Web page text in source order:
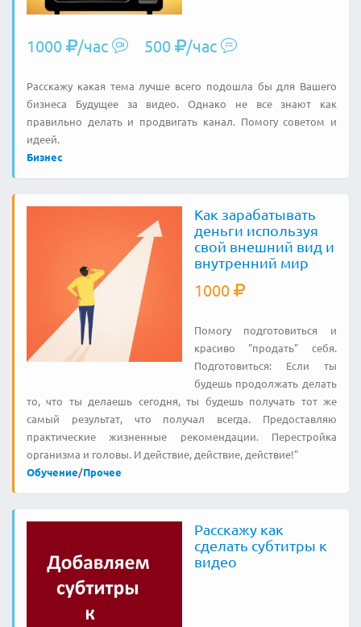
1000 /час 500 /час
Расскажу какая тема лучше всего подошла бы для Вашего
бизнеса Будущее за видео. Однако не все знают как
правильно делать и продвигать канал. Помогу советом и
идеей.
Бизнес
Как зарабатывать
деньги используя
свой внешний вид и
внутренний мир
1000
Помогу подготовиться и
красиво "продать" себя.
Подготовиться: Если ты
будешь продолжать делать
то, что ты делаешь сегодня, ты будешь получать тот же
самый результат, что получал всегда. Предоставляю
практические жизненные рекомендации. Перестройка
организма и головы. И действие, действие, действие!"
Обучение/Прочее
Расскажу как
сделать субтитры к
видео